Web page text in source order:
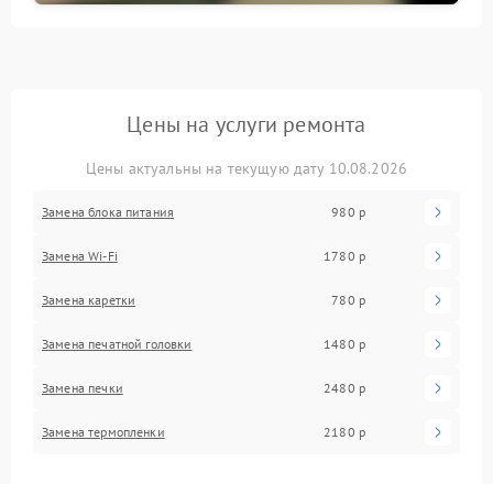
Цены на услуги ремонта
Цены актуальны на текущую дату 10.08.2026
Замена блока питания 980 р
Замена Wi-Fi 1780 р
Замена каретки 780 р
Замена печатной головки 1480 р
Замена печки 2480 р
Замена термопленки 2180 р